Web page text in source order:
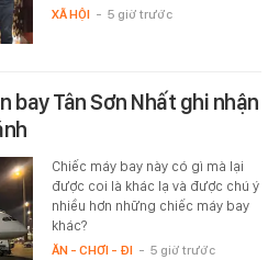
XÃ HỘI - 5 giờ trước
bay Tân Sơn Nhất ghi nhận
Chiếc máy bay này có gì mà lại
được coi là khác lạ và được chú ý
nhiều hơn những chiếc máy bay
khác?
ĂN - CHƠI - ĐI - 5 giờ trước